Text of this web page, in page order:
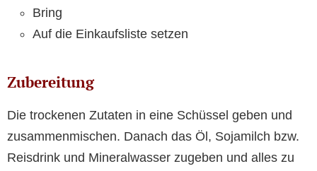
Bring
Auf die Einkaufsliste setzen
Zubereitung
Die trockenen Zutaten in eine Schüssel geben und
zusammenmischen. Danach das Öl, Sojamilch bzw.
Reisdrink und Mineralwasser zugeben und alles zu